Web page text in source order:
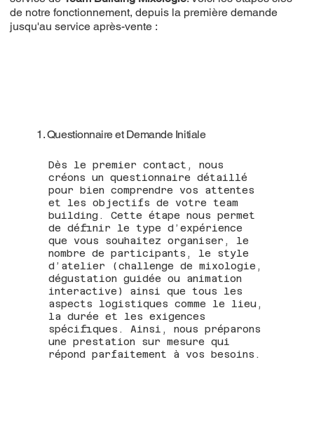
de notre fonctionnement, depuis la première demande
jusqu'au service après-vente :
1. Questionnaire et Demande Initiale
Dès le premier contact, nous
créons un questionnaire détaillé
pour bien comprendre vos attentes
et les objectifs de votre team
building. Cette étape nous permet
de définir le type d’expérience
que vous souhaitez organiser, le
nombre de participants, le style
d’atelier (challenge de mixologie,
dégustation guidée ou animation
interactive) ainsi que tous les
aspects logistiques comme le lieu,
la durée et les exigences
spécifiques. Ainsi, nous préparons
une prestation sur mesure qui
répond parfaitement à vos besoins.